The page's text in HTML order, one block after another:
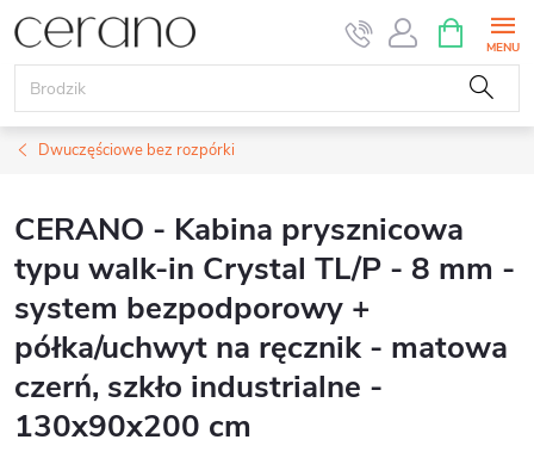
Przejść
do
treści
KOSZYK
Dwuczęściowe bez rozpórki
CERANO - Kabina prysznicowa
typu walk-in Crystal TL/P - 8 mm -
system bezpodporowy +
półka/uchwyt na ręcznik - matowa
czerń, szkło industrialne -
130x90x200 cm